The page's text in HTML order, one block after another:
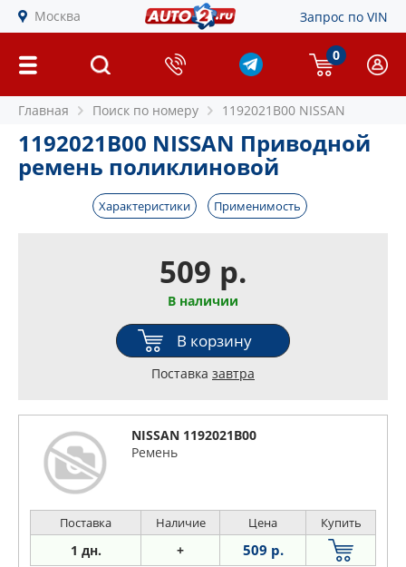
Москва Запрос по VIN
0
Главная Поиск по номеру 1192021B00 NISSAN
1192021B00 NISSAN Приводной
ремень поликлиновой
Характеристики Применимость
509 р.
В наличии
В корзину
Поставка завтра
NISSAN 1192021B00
Ремень
Поставка Наличие Цена Купить
1 дн. + 509 р.